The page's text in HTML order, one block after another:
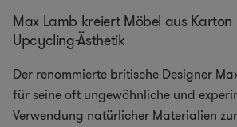
Max Lamb kreiert Möbel aus
Upcycling-Ästhetik
Der renommierte britische Designer
für seine oft ungewöhnliche und
Verwendung natürlicher Materialien